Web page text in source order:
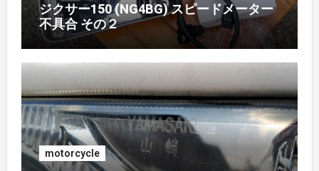
ジクサー150 (NG4BG) スピードメーター
不具合 その２
motorcycle